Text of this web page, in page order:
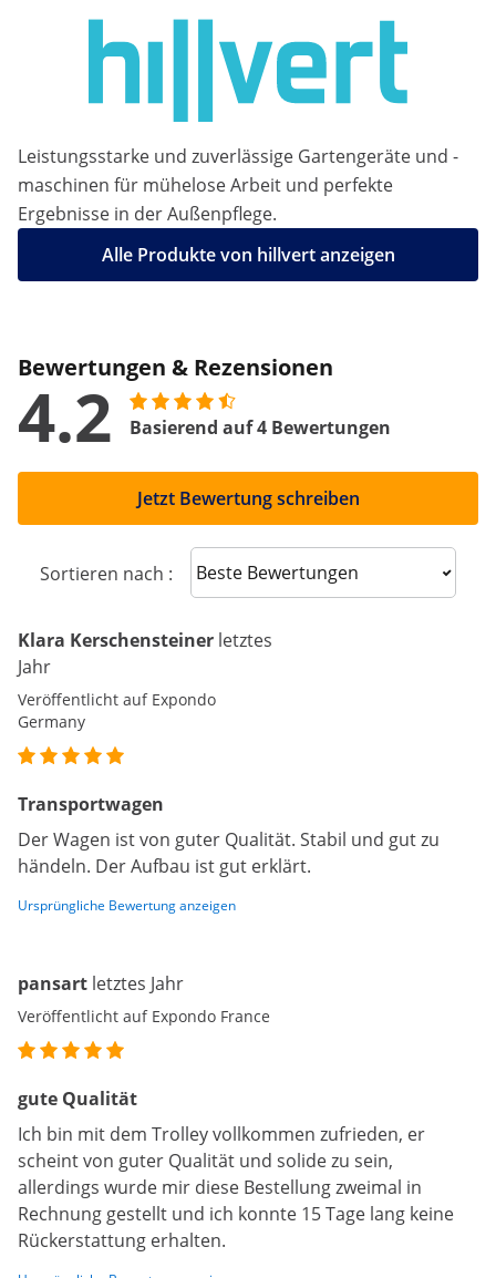
Leistungsstarke und zuverlässige Gartengeräte und -
maschinen für mühelose Arbeit und perfekte
Ergebnisse in der Außenpflege.
Alle Produkte von hillvert anzeigen
Bewertungen & Rezensionen
4.2 Basierend auf 4 Bewertungen
Jetzt Bewertung schreiben
Sortieren nach : Sort reviews
Klara Kerschensteiner letztes
Jahr
Veröffentlicht auf Expondo
Germany
Transportwagen
Der Wagen ist von guter Qualität. Stabil und gut zu
händeln. Der Aufbau ist gut erklärt.
Ursprüngliche Bewertung anzeigen
pansart letztes Jahr
Veröffentlicht auf Expondo France
gute Qualität
Ich bin mit dem Trolley vollkommen zufrieden, er
scheint von guter Qualität und solide zu sein,
allerdings wurde mir diese Bestellung zweimal in
Rechnung gestellt und ich konnte 15 Tage lang keine
Rückerstattung erhalten.